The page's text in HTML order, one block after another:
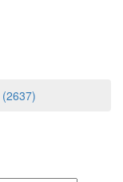
(2637)